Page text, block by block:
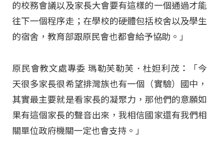
的校務會議以及家長大會要有這樣的一個通過才能
往下一個程序走；在學校的硬體包括校舍以及學生
的宿舍，教育部跟原民會也都會給予協助。」
原民會教文處專委 瑪勒芙勒芙．杜妲利茂：「今
天很多家長很希望排灣族也有一個（實驗）國中，
其實最主要就是看家長的凝聚力，那他們的意願如
果有這個家長的聲音出來，我相信國家還有我們相
關單位政府機關一定也會支持。」